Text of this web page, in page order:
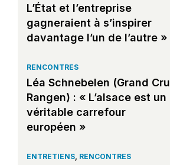
L’État et l’entreprise
gagneraient à s’inspirer
davantage l’un de l’autre »
RENCONTRES
Léa Schnebelen (Grand Cru
Rangen) : « L’alsace est un
véritable carrefour
européen »
ENTRETIENS, RENCONTRES